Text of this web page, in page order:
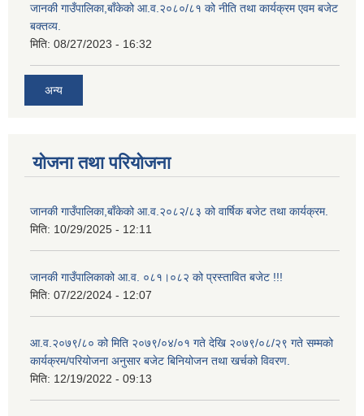
जानकी गाउँपालिका,बाँकेको आ.व.२०८०/८१ को नीति तथा कार्यक्रम एवम बजेट
बक्तव्य.
मिति: 08/27/2023 - 16:32
अन्य
योजना तथा परियोजना
जानकी गाउँपालिका,बाँकेको आ.व.२०८२/८३ को वार्षिक बजेट तथा कार्यक्रम.
मिति: 10/29/2025 - 12:11
जानकी गाउँपालिकाको आ.व. ०८१।०८२ को प्रस्तावित बजेट !!!
मिति: 07/22/2024 - 12:07
आ.व.२०७९/८० को मिति २०७९/०४/०१ गते देखि २०७९/०८/२९ गते सम्मको
कार्यक्रम/परियोजना अनुसार बजेट बिनियोजन तथा खर्चको विवरण.
मिति: 12/19/2022 - 09:13